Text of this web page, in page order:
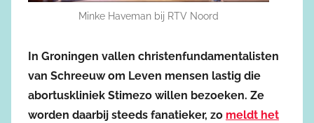
Minke Haveman bij RTV Noord
In Groningen vallen christenfundamentalisten
van Schreeuw om Leven mensen lastig die
abortuskliniek Stimezo willen bezoeken. Ze
worden daarbij steeds fanatieker, zo meldt het